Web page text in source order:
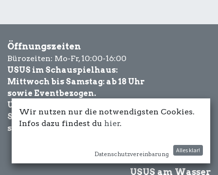
Öffnungszeiten
Bürozeiten: Mo-Fr, 10:00-16:00
USUS im Schauspielhaus:
Mittwoch bis Samstag: ab 18 Uhr
sowie Eventbezogen.
USUS am Wasser:
Schönwetter-
sowie Eventbezogen.
USUS am Wasser
Wir nutzen nur die notwendigsten Cookies.
Infos dazu findest du hier.
Datenschutzvereinbarung
Alles klar!